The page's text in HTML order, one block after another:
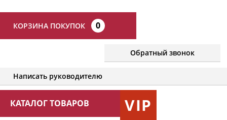
КОРЗИНА ПОКУПОК 0
Обратный звонок
Написать руководителю
КАТАЛОГ ТОВАРОВ VIP